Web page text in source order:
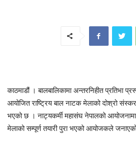
काठमाडौं । बालबालिकामा अन्तरनिहीत प्रतिभा
आयोजित राष्ट्रिय बाल नाटक मेलाको दोश्रो
भएको छ । नाट्यकर्मी महासंघ नेपालको
मेलाको सम्पूर्ण तयारी पुरा भएको आयोजकले